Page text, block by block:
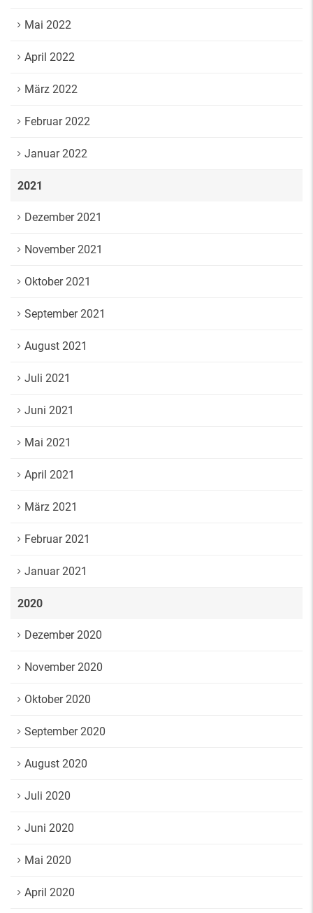
Mai 2022
April 2022
März 2022
Februar 2022
Januar 2022
2021
Dezember 2021
November 2021
Oktober 2021
September 2021
August 2021
Juli 2021
Juni 2021
Mai 2021
April 2021
März 2021
Februar 2021
Januar 2021
2020
Dezember 2020
November 2020
Oktober 2020
September 2020
August 2020
Juli 2020
Juni 2020
Mai 2020
April 2020